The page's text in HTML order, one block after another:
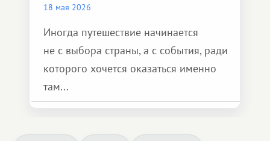
18 мая 2026
Иногда путешествие начинается
не с выбора страны, а с события, ради
которого хочется оказаться именно
там...